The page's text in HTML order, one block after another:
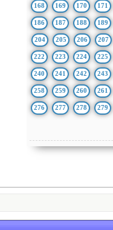
168 169 170 171
186 187 188 189
204 205 206 207
222 223 224 225
240 241 242 243
258 259 260 261
276 277 278 279